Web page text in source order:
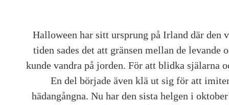
Halloween har sitt ursprung på Irland där den
tiden sades det att gränsen mellan de levande
kunde vandra på jorden. För att blidka själarna
En del började även klä ut sig för att
hädangångna. Nu har den sista helgen i